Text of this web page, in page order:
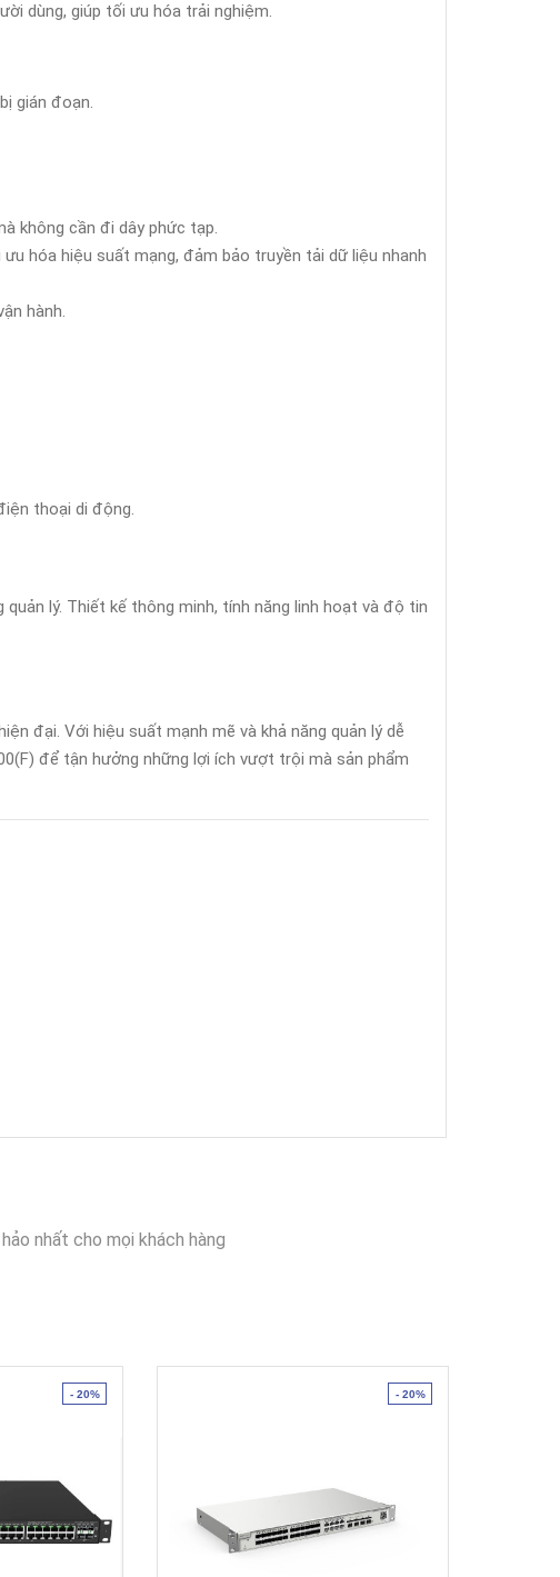
dùng, giúp tối ưu hóa trải nghiệm.
gián đoạn.
không cần đi dây phức tạp.
hóa hiệu suất mạng, đảm bảo truyền tải dữ liệu nhanh
hành.
thoại di động.
lý. Thiết kế thông minh, tính năng linh hoạt và độ tin
đại. Với hiệu suất mạnh mẽ và khả năng quản lý dễ
để tận hưởng những lợi ích vượt trội mà sản phẩm
nhất cho mọi khách hàng
- 20% - 20%